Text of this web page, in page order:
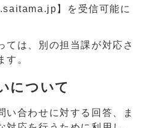
】を受信可能に
ては、別の担当課が対応さ
す。
について
い合わせに対する回答、ま